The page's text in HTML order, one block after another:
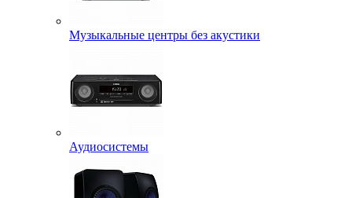
Музыкальные центры без акустики
Аудиосистемы